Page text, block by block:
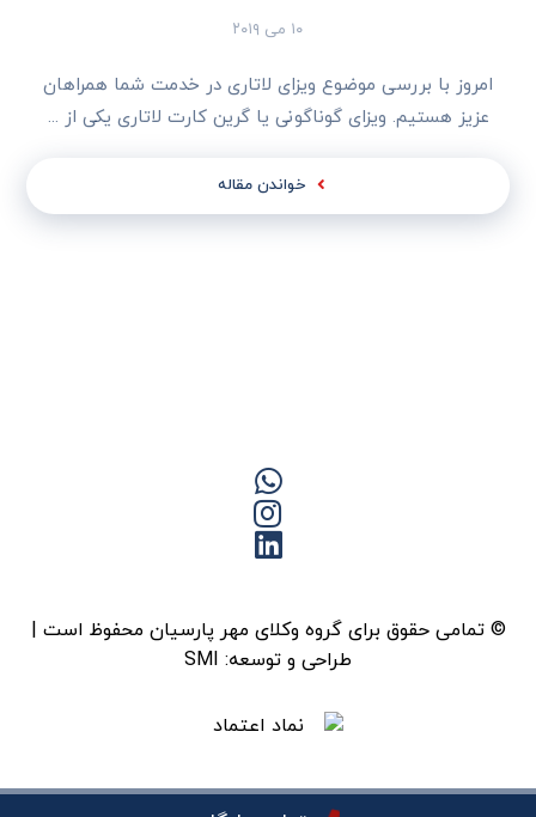
۱۰ می ۲۰۱۹
امروز با بررسی موضوع ویزای لاتاری در خدمت شما همراهان
عزیز هستیم. ویزای گوناگونی یا گرین کارت لاتاری یکی از ...
خواندن مقاله
© تمامی حقوق برای گروه وکلای مهر پارسیان محفوظ است |
طراحی و توسعه: SMI